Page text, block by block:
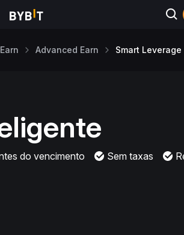
Earn Advanced Earn Smart Leverage
do vencimento Sem taxas